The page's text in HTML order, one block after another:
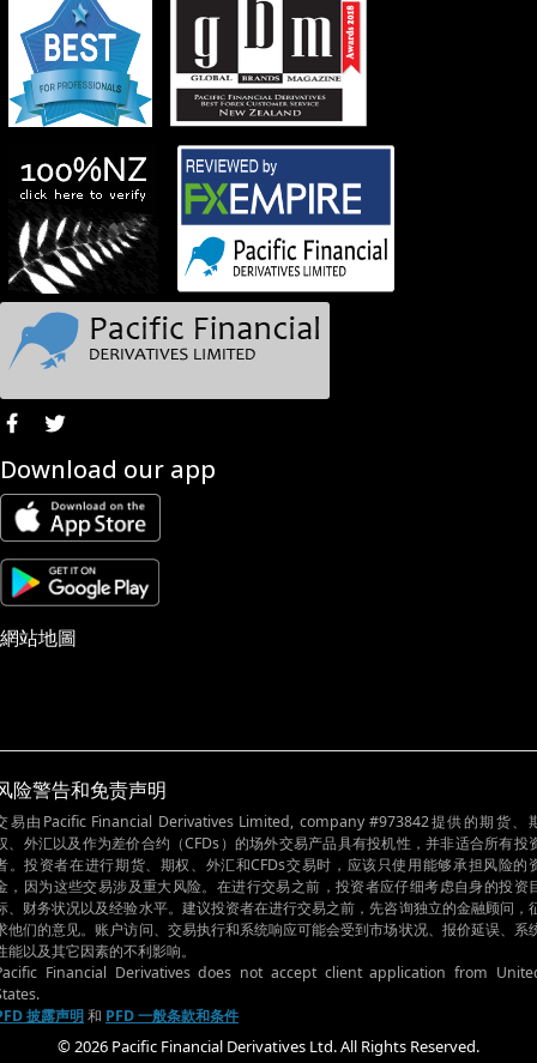
Download our app
網站地圖
险警告和免责声明
易由Pacific Financial Derivatives Limited, company #973842提供的期货、
、外汇以及作为差价合约（CFDs）的场外交易产品具有投机性，并非适合所有投
。投资者在进行期货、期权、外汇和CFDs交易时，应该只使用能够承担风险的
，因为这些交易涉及重大风险。在进行交易之前，投资者应仔细考虑自身的投资
、财务状况以及经验水平。建议投资者在进行交易之前，先咨询独立的金融顾问，
他们的意见。账户访问、交易执行和系统响应可能会受到市场状况、报价延误、系
能以及其它因素的不利影响。
Financial Derivatives does not accept client application from
披露声明和 PFD 一般条款和条件
© 2026 Pacific Financial Derivatives Ltd. All Rights Reserved.